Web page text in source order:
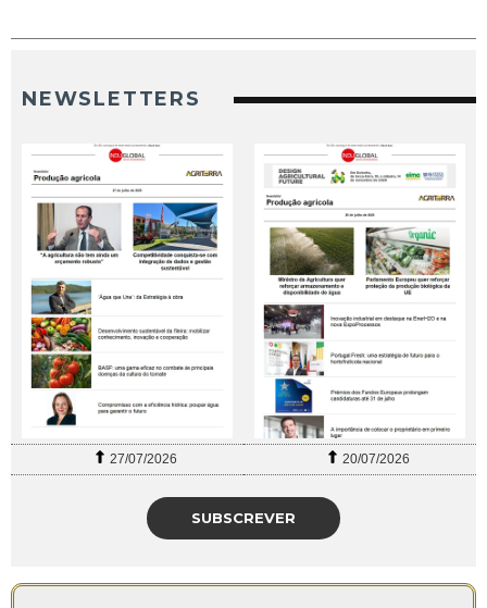
NEWSLETTERS
27/07/2026 20/07/2026
SUBSCREVER